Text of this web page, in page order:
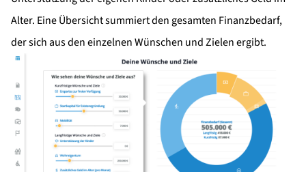
Alter. Eine Übersicht summiert den gesamten Finanzbedarf,
der sich aus den einzelnen Wünschen und Zielen ergibt.